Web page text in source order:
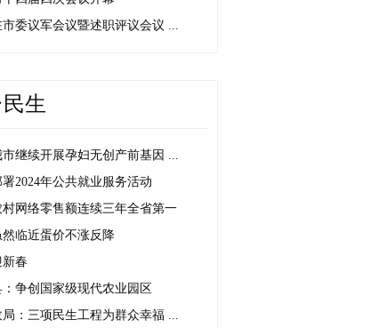
委议军会议暨述职评议会议 ...
生
继续开展孕妇无创产前基因 ...
2024年公共就业服务活动
网络零售额连续三年全省第一
临近蛋价不涨反降
春
争创国家级现代农业园区
：三项民生工程为群众幸福 ...